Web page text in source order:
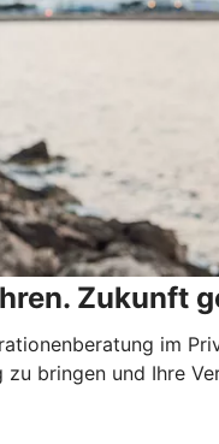
Zukunft
im
bringen und Ihre